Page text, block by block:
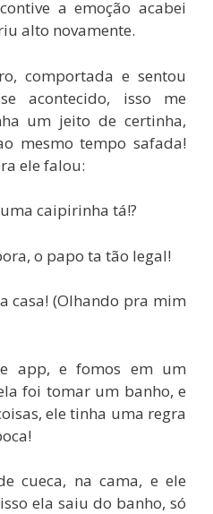
a emoção acabei
alto novamente.
comportada e sentou
acontecido, isso me
um jeito de certinha,
mesmo tempo safada!
ele falou:
caipirinha tá!?
o papo ta tão legal!
casa! (Olhando pra mim
app, e fomos em um
foi tomar um banho, e
ele tinha uma regra
cueca, na cama, e ele
ela saiu do banho, só